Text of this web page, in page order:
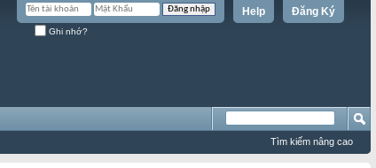
Đăng Ký
Help
Ghi nhớ?
Tìm kiếm nâng cao